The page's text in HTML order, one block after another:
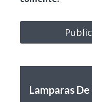
Lamparas